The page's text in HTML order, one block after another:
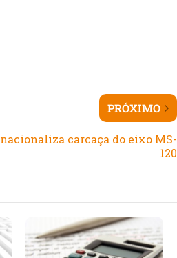
PRÓXIMO
carcaça do eixo MS-
120